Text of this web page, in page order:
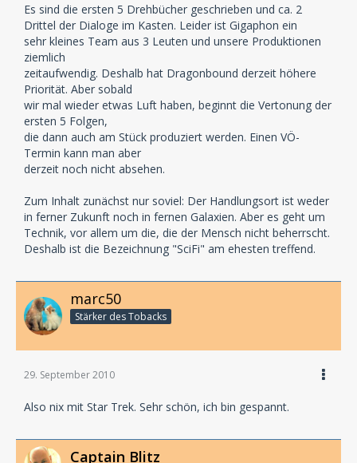
Es sind die ersten 5 Drehbücher geschrieben und ca. 2
Drittel der Dialoge im Kasten. Leider ist Gigaphon ein
sehr kleines Team aus 3 Leuten und unsere Produktionen
ziemlich
zeitaufwendig. Deshalb hat Dragonbound derzeit höhere
Priorität. Aber sobald
wir mal wieder etwas Luft haben, beginnt die Vertonung der
ersten 5 Folgen,
die dann auch am Stück produziert werden. Einen VÖ-
Termin kann man aber
derzeit noch nicht absehen.
Zum Inhalt zunächst nur soviel: Der Handlungsort ist weder
in ferner Zukunft noch in fernen Galaxien. Aber es geht um
Technik, vor allem um die, die der Mensch nicht beherrscht.
Deshalb ist die Bezeichnung "SciFi" am ehesten treffend.
marc50
Stärker des Tobacks
29. September 2010
Also nix mit Star Trek. Sehr schön, ich bin gespannt.
Captain Blitz